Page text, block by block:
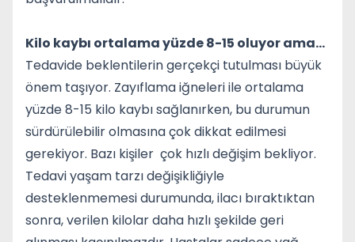
Kilo kaybı ortalama yüzde 8-15 oluyor ama…
Tedavide beklentilerin gerçekçi tutulması büyük
önem taşıyor. Zayıflama iğneleri ile ortalama
yüzde 8-15 kilo kaybı sağlanırken, bu durumun
sürdürülebilir olmasına çok dikkat edilmesi
gerekiyor. Bazı kişiler çok hızlı değişim bekliyor.
Tedavi yaşam tarzı değişikliğiyle
desteklenmemesi durumunda, ilacı bıraktıktan
sonra, verilen kilolar daha hızlı şekilde geri